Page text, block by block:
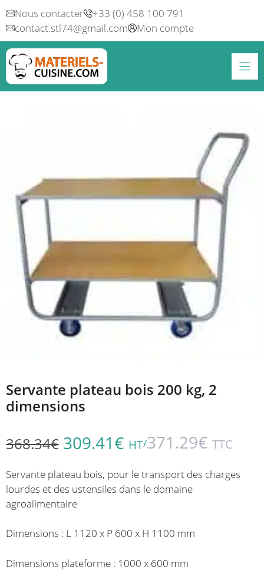
Aller
au
contenu
Nous contacter
+33 (0) 458 100 791
contact.stl74@gmail.com
Mon compte
Servante plateau bois 200 kg, 2
dimensions
368.34€ 309.41€ HT/371.29€ TTC
Servante plateau bois, pour le transport des charges
lourdes et des ustensiles dans le domaine
agroalimentaire
Dimensions : L 1120 x P 600 x H 1100 mm
Dimensions plateforme : 1000 x 600 mm